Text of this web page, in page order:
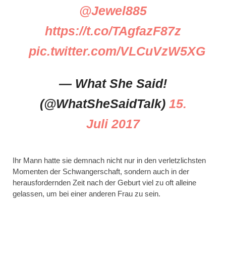
@Jewel885
https://t.co/TAgfazF87z
pic.twitter.com/VLCuVzW5XG
— What She Said!
(@WhatSheSaidTalk) 15.
Juli 2017
Ihr Mann hatte sie demnach nicht nur in den verletzlichsten
Momenten der Schwangerschaft, sondern auch in der
herausfordernden Zeit nach der Geburt viel zu oft alleine
gelassen, um bei einer anderen Frau zu sein.